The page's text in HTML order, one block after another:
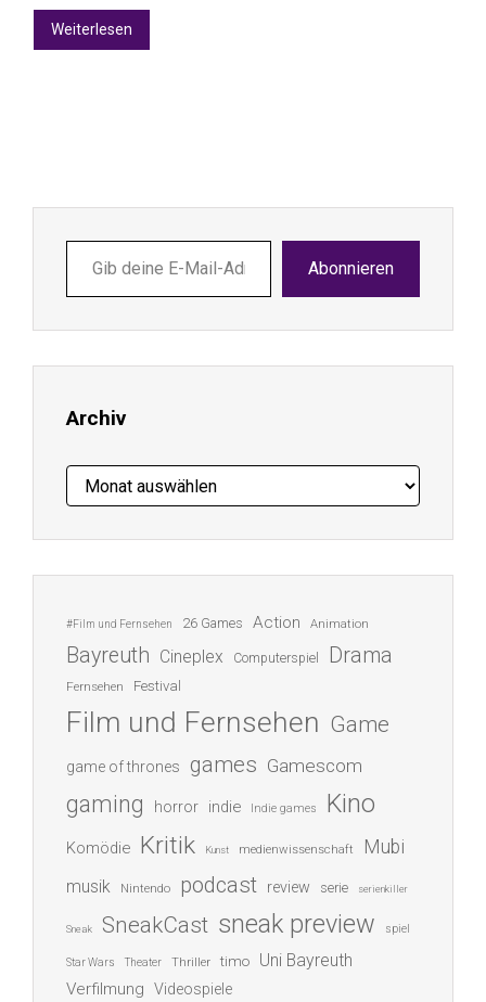
Weiterlesen
deine
E-
ein ...
Abonnieren
Archiv
Archiv
#Film und Fernsehen 26 Games Action Animation
Bayreuth Cineplex Computerspiel Drama
Fernsehen Festival
Film und Fernsehen Game
game of thrones games Gamescom
gaming horror indie Indie games Kino
Komödie Kritik Kunst medienwissenschaft Mubi
musik Nintendo podcast review serie serienkiller
Sneak SneakCast sneak preview spiel
Star Wars Theater Thriller timo Uni Bayreuth
Verfilmung Videospiele